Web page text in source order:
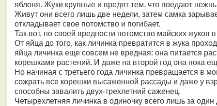
яблоня. Жуки крупные и вредят тем, что поедают
Живут они всего лишь две недели, затем самка
откладывает свое потомство и погибает.
Так вот, по своей вредности потомство майских жуков
От яйца до того, как личинка превратится в жука
яйца личинка еще совсем не вредная: она питается
корешками растений. И даже на второй год она пока
Но начиная с третьего года личинка превращается в
сожрать все корешки высаженной рассады и даже у
способны завалить двух-трехлетний саженец.
Четырехлетняя личинка в одиночку всего лишь за